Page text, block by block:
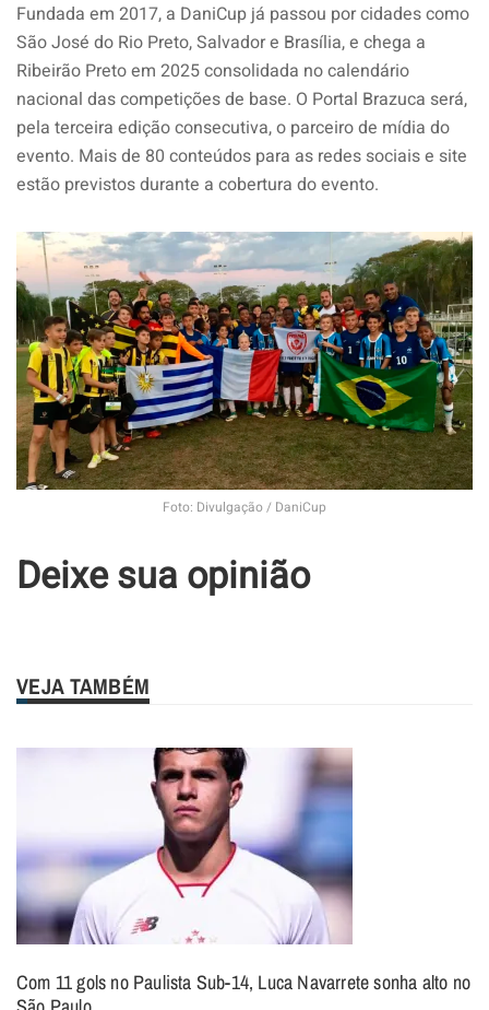
Fundada em 2017, a DaniCup já passou por cidades como
São José do Rio Preto, Salvador e Brasília, e chega a
Ribeirão Preto em 2025 consolidada no calendário
nacional das competições de base. O Portal Brazuca será,
pela terceira edição consecutiva, o parceiro de mídia do
evento. Mais de 80 conteúdos para as redes sociais e site
estão previstos durante a cobertura do evento.
Foto: Divulgação / DaniCup
Deixe sua opinião
VEJA TAMBÉM
Com 11 gols no Paulista Sub-14, Luca Navarrete sonha alto no